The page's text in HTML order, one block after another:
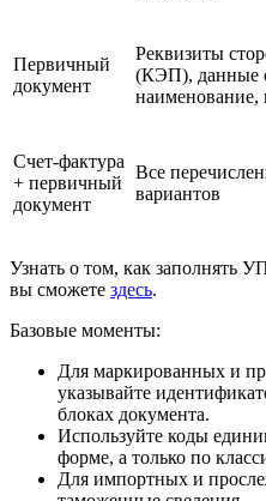
Первичный
документ
Реквизиты
(КЭП), данные
наименование,
Счет-фактура
+ первичный
документ
Все
вариантов
Узнать о том, как заполнять
вы сможете здесь.
Базовые моменты:
Для маркированных и
указывайте
блоках документа.
Используйте коды
форме, а только по
Для импортных и